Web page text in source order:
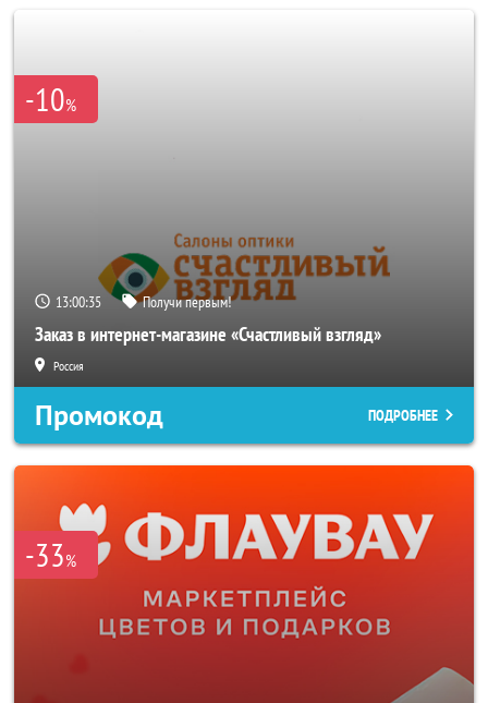
-10%
13:00:33 Получи первым!
Заказ в интернет-магазине «Счастливый взгляд»
Россия
Промокод ПОДРОБНЕЕ
-33%